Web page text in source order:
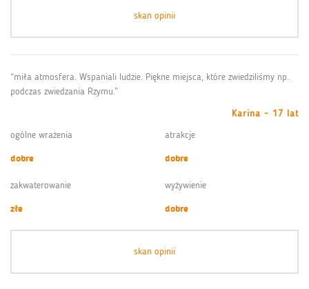
skan opinii
“miła atmosfera. Wspaniali ludzie. Piękne miejsca, które zwiedziliśmy np.
podczas zwiedzania Rzymu.”
Karina - 17 lat
ogólne wrażenia
dobre
atrakcje
dobre
zakwaterowanie
złe
wyżywienie
dobre
skan opinii